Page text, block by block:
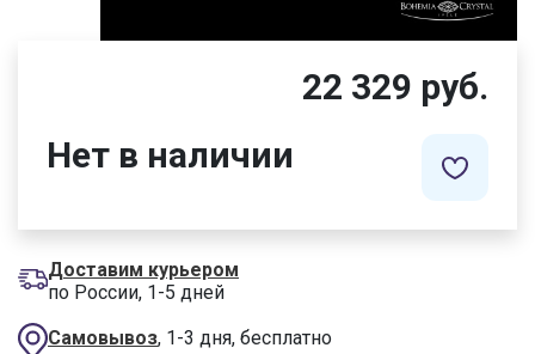
22 329 руб.
Нет в наличии
Доставим курьером
по России, 1-5 дней
Самовывоз, 1-3 дня, бесплатно